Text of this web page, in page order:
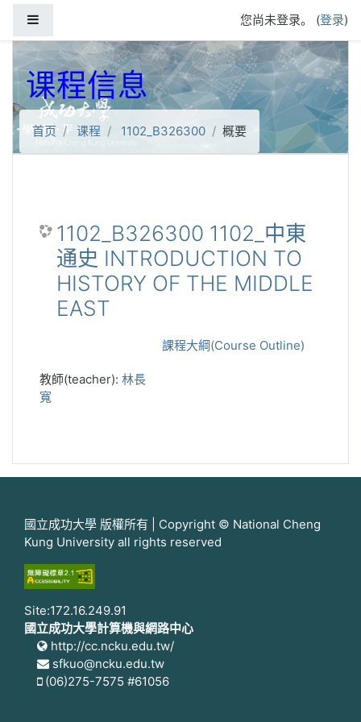
您尚未登录。 (登录)
课程信息
首页 课程 1102_B326300 概要
1102_B326300 1102_中東
通史 INTRODUCTION TO
HISTORY OF THE MIDDLE
EAST
課程大綱(Course Outline)
教師(teacher): 林長
寬
國立成功大學 版權所有 | Copyright © National Cheng
Kung University all rights reserved
Site:172.16.249.91
國立成功大學計算機與網路中心
http://cc.ncku.edu.tw/
sfkuo@ncku.edu.tw
(06)275-7575 #61056